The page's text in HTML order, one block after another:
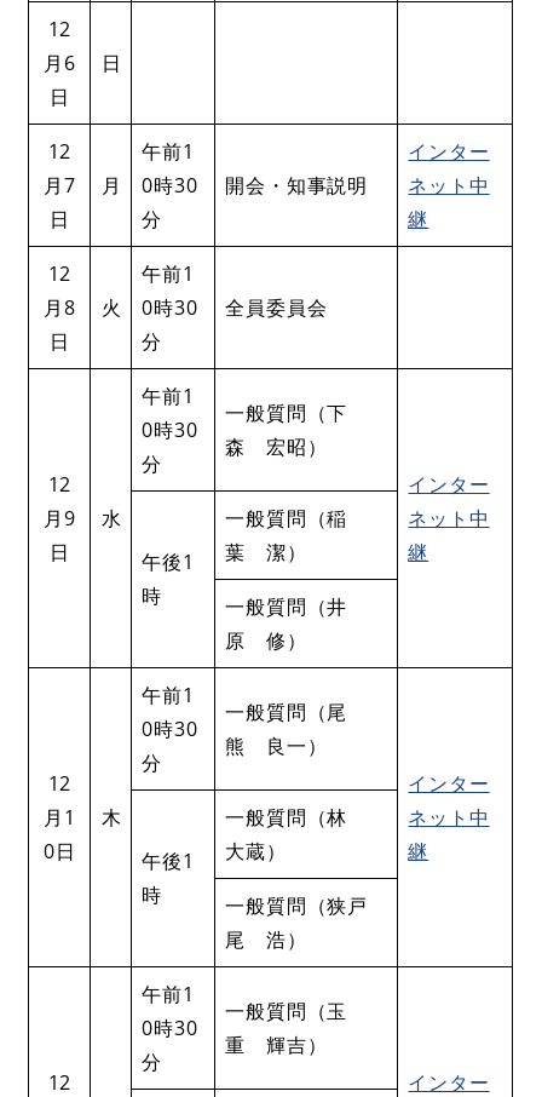
12
月6
日
日
12
月7
日
月
午前1
0時30
分
開会・知事説明
インター
ネット中
継
12
月8
日
火
午前1
0時30
分
全員委員会
12
月9
日
水
午前1
0時30
分
一般質問（下
森 宏昭）
インター
ネット中
継
午後1
時
一般質問（稲
葉 潔）
一般質問（井
原 修）
12
月1
0日
木
午前1
0時30
分
一般質問（尾
熊 良一）
インター
ネット中
継
午後1
時
一般質問（林
大蔵）
一般質問（狭戸
尾 浩）
12
午前1
0時30
分
一般質問（玉
重 輝吉）
インター